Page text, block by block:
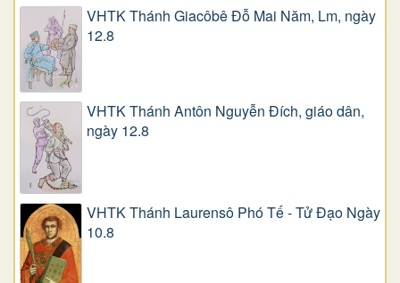
VHTK Thánh Giacôbê Ðỗ Mai Năm, Lm, ngày
12.8
VHTK Thánh Antôn Nguyễn Ðích, giáo dân,
ngày 12.8
VHTK Thánh Laurensô Phó Tế - Tử Đạo Ngày
10.8